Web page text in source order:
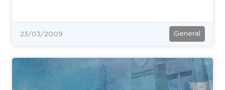
23/03/2009 General